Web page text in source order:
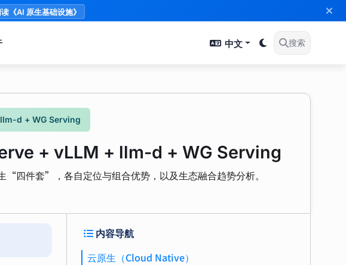
《AI 原生基础设施》
中文 搜索
llm-d + WG Serving
+ vLLM + llm-d + WG Serving
四件套”，各自定位与组合优势，以及生态融合趋势分析。
内容导航
云原生（Cloud Native）